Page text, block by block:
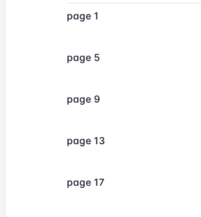
page 1
page 5
page 9
page 13
page 17